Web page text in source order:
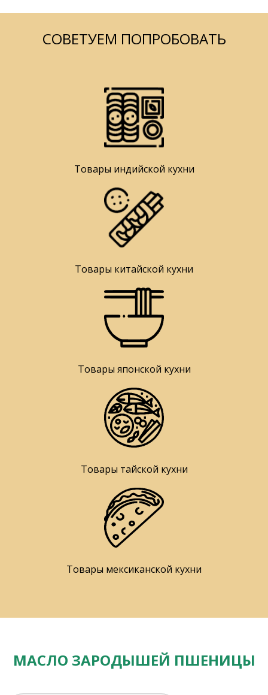
СОВЕТУЕМ ПОПРОБОВАТЬ
Товары индийской кухни
Товары китайской кухни
Товары японской кухни
Товары тайской кухни
Товары мексиканской кухни
МАСЛО ЗАРОДЫШЕЙ ПШЕНИЦЫ